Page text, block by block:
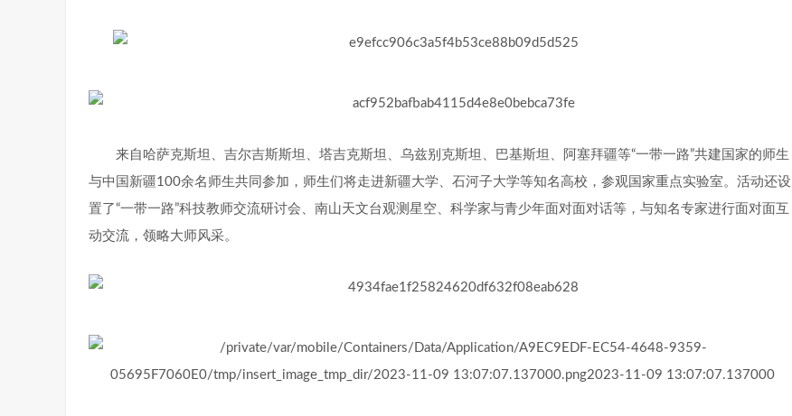
来自哈萨克斯坦、吉尔吉斯斯坦、塔吉克斯坦、乌兹别克斯坦、巴基斯坦、阿塞拜疆等“一带一路”共建国家的师生
与中国新疆100余名师生共同参加，师生们将走进新疆大学、石河子大学等知名高校，参观国家重点实验室。活动还设
置了“一带一路”科技教师交流研讨会、南山天文台观测星空、科学家与青少年面对面对话等，与知名专家进行面对面互
动交流，领略大师风采。